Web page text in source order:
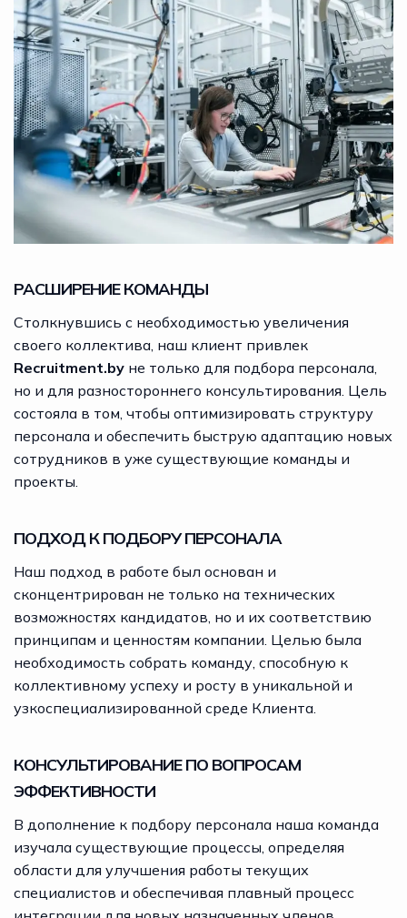
РАСШИРЕНИЕ КОМАНДЫ
Столкнувшись с необходимостью увеличения
своего коллектива, наш клиент привлек
Recruitment.by не только для подбора персонала,
но и для разностороннего консультирования. Цель
состояла в том, чтобы оптимизировать структуру
персонала и обеспечить быструю адаптацию новых
сотрудников в уже существующие команды и
проекты.
ПОДХОД К ПОДБОРУ ПЕРСОНАЛА
Наш подход в работе был основан и
сконцентрирован не только на технических
возможностях кандидатов, но и их соответствию
принципам и ценностям компании. Целью была
необходимость собрать команду, способную к
коллективному успеху и росту в уникальной и
узкоспециализированной среде Клиента.
КОНСУЛЬТИРОВАНИЕ ПО ВОПРОСАМ
ЭФФЕКТИВНОСТИ
В дополнение к подбору персонала наша команда
изучала существующие процессы, определяя
области для улучшения работы текущих
специалистов и обеспечивая плавный процесс